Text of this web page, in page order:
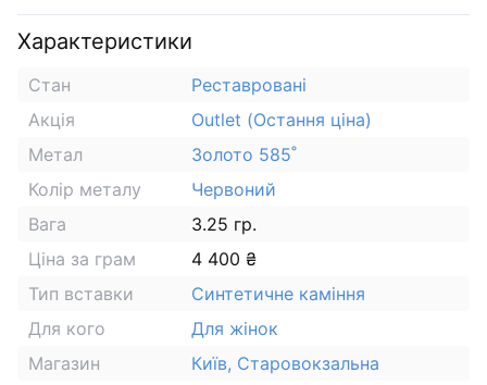
Характеристики
Стан
Реставровані
Акція
Outlet (Остання ціна)
Метал
Золото 585˚
Колір металу
Червоний
Вага
3.25 гр.
Ціна за грам
4 400 ₴
Тип вставки
Синтетичне каміння
Для кого
Для жінок
Магазин
Київ, Старовокзальна